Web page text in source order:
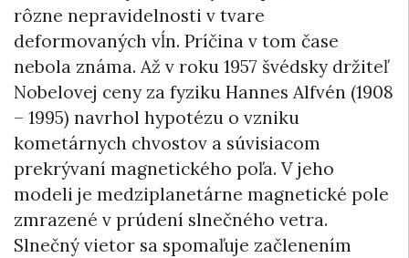
rôzne nepravidelnosti v tvare
deformovaných vĺn. Príčina v tom čase
nebola známa. Až v roku 1957 švédsky držiteľ
Nobelovej ceny za fyziku Hannes Alfvén (1908
– 1995) navrhol hypotézu o vzniku
kometárnych chvostov a súvisiacom
prekrývaní magnetického poľa. V jeho
modeli je medziplanetárne magnetické pole
zmrazené v prúdení slnečného vetra.
Slnečný vietor sa spomaľuje začlenením